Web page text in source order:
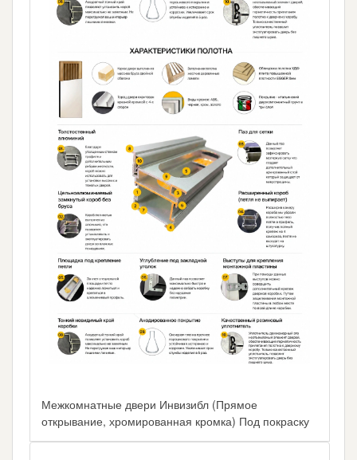
Межкомнатные двери Инвизибл (Прямое
открывание, хромированная кромка) Под покраску